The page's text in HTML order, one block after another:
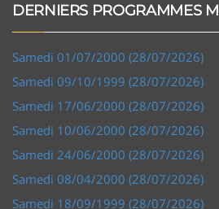
DERNIERS PROGRAMMES
Samedi 01/07/2000 (28/07/2026)
Samedi 09/10/1999 (28/07/2026)
Samedi 17/06/2000 (28/07/2026)
Samedi 10/06/2000 (28/07/2026)
Samedi 24/06/2000 (28/07/2026)
Samedi 08/04/2000 (28/07/2026)
Samedi 18/09/1999 (28/07/2026)